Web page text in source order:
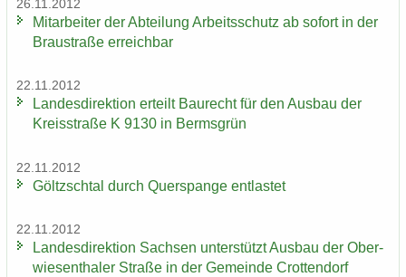
26.11.2012
Mit­ar­bei­ter der Ab­tei­lung Ar­beits­schutz ab so­fort in der
Brau­stra­ße er­reich­bar
22.11.2012
Lan­des­di­rek­ti­on er­teilt Bau­recht für den Aus­bau der
Kreis­stra­ße K 9130 in Berms­grün
22.11.2012
Göltzsch­tal durch Quer­span­ge ent­las­tet
22.11.2012
Lan­des­di­rek­ti­on Sach­sen un­ter­stützt Aus­bau der Ober­
wie­sen­tha­ler Stra­ße in der Ge­mein­de Crot­ten­dorf